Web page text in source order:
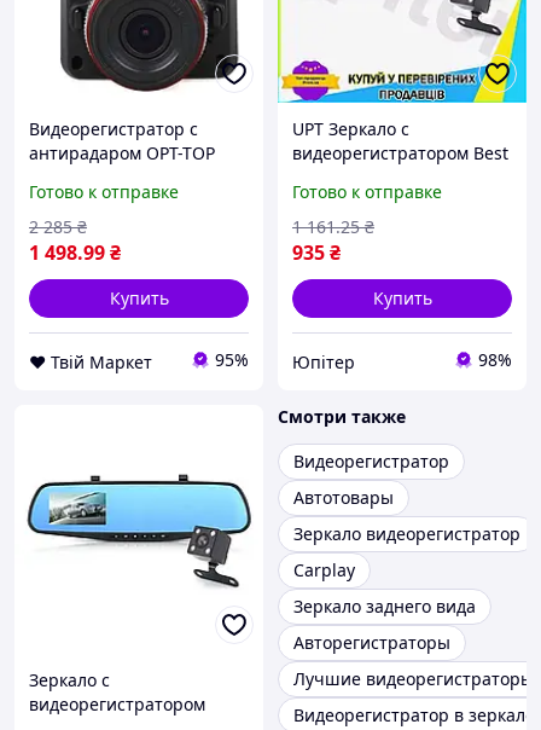
Видеорегистратор с
антирадаром OPT-TOP
1080P черный
(1782142078) D9-2026
Готово к отправке
1 498.99₴
2 285 ₴
Купить
❤️ Твій Маркет 95%
UPT Зеркало с
видеорегистратором Best
дюйма Full HD для
автомобиля с двумя кам
UPT66-B
Готово к отправке
935₴
1 161.25 ₴
Купить
Юпітер 98%
Зеркало с
видеорегистратором
Смотри также
Видеорегистратор
Автотовары
Зеркало видеорегистратор
Carplay
Зеркало заднего вида
Авторегистраторы
Лучшие видеорегистраторы
Видеорегистратор в зеркале